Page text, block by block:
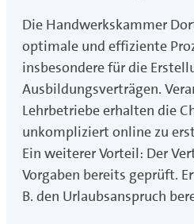
Die Handwerkskammer
optimale und effiziente
insbesondere für die
Ausbildungsverträgen.
Lehrbetriebe erhalten die
unkompliziert online zu
Ein weiterer Vorteil: Der
Vorgaben bereits geprüft.
B. den Urlaubsanspruch